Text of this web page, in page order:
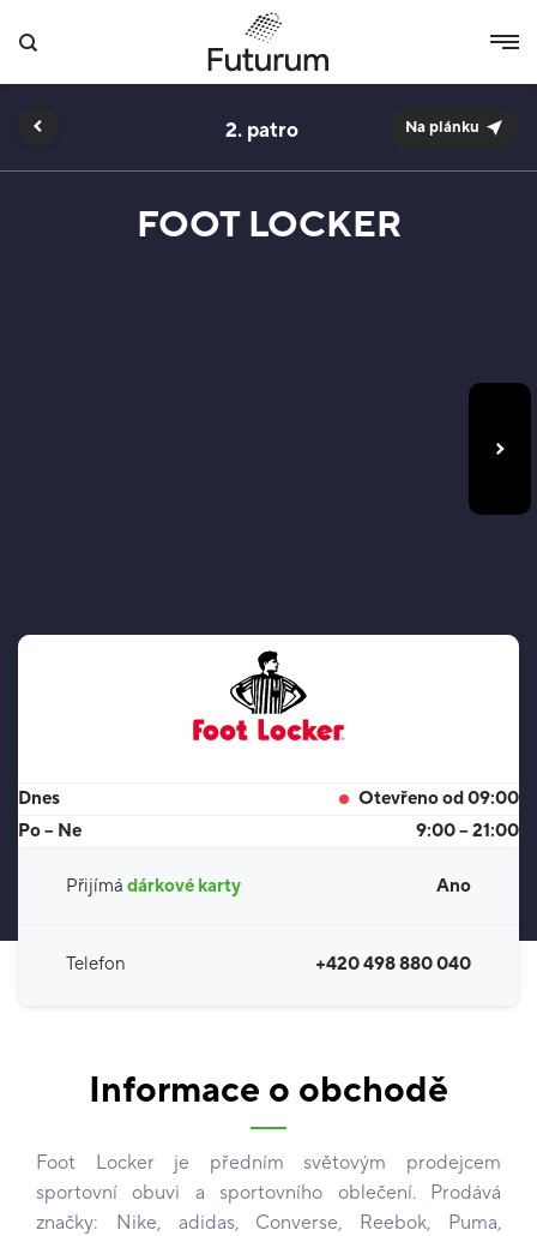
FOOT LOCKER
2. Na plánku
Dnes
Otevřeno od 09:00
Po – Ne
9:00 – 21:00
Přijímá dárkové karty Ano
Telefon +420 498 880 040
Informace o obchodě
Foot Locker je předním světovým prodejcem
sportovní obuvi a sportovního oblečení. Prodává
značky: Nike, adidas, Converse, Reebok, Puma,